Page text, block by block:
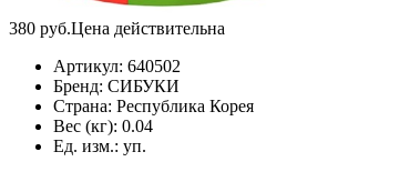
380 руб.Цена действительна
Артикул: 640502
Бренд: СИБУКИ
Страна: Республика Корея
Вес (кг): 0.04
Ед. изм.: уп.